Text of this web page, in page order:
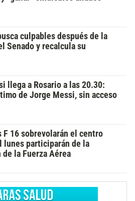
culpables después de la
Senado y recalcula su
llega a Rosario a las 20.30:
de Jorge Messi, sin acceso
F 16 sobrevolarán el centro
lunes participarán de la
la Fuerza Aérea